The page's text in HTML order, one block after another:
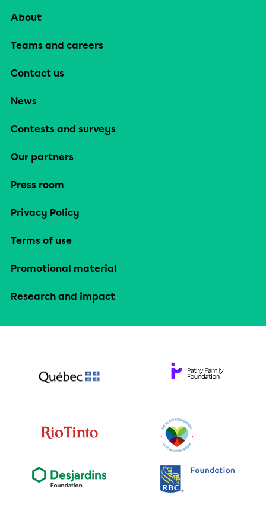
About
Teams and careers
Contact us
News
Contests and surveys
Our partners
Press room
Privacy Policy
Terms of use
Promotional material
Research and impact